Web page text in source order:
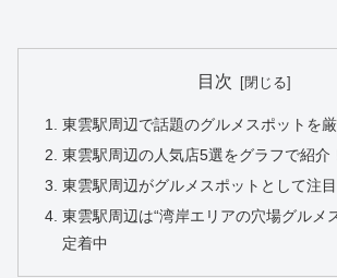
目次
東雲駅周辺で話題のグルメスポットを厳
東雲駅周辺の人気店5選をグラフで紹介
東雲駅周辺がグルメスポットとして注
東雲駅周辺は“湾岸エリアの穴場グルメ
定着中